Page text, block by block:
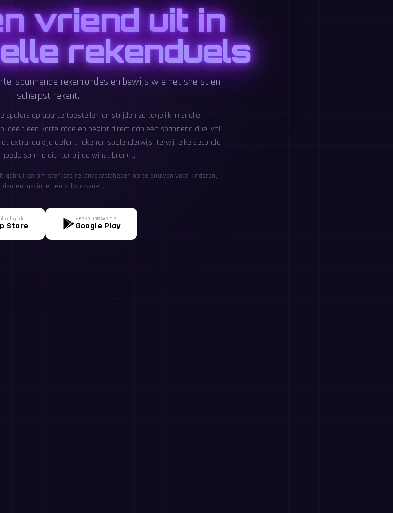
vriend uit in
rekenduels
spannende rekenrondes en bewijs wie het snelst en
scherpst rekent.
spelers op aparte toestellen en strijden ze tegelijk in snelle
deelt een korte code en begint direct aan een spannend duel vol
extra leuk: je oefent rekenen spelenderwijs, terwijl elke seconde
som je dichter bij de winst brengt.
gebruiken om sterkere rekenvaardigheden op te bouwen voor kinderen,
gezinnen en volwassenen.
op de
Store
VERKRIJGBAAR OP
Google Play